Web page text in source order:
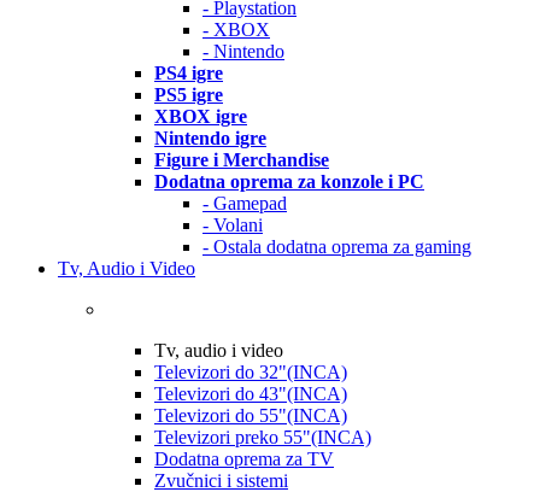
- Playstation
- XBOX
- Nintendo
PS4 igre
PS5 igre
XBOX igre
Nintendo igre
Figure i Merchandise
Dodatna oprema za konzole i PC
- Gamepad
- Volani
- Ostala dodatna oprema za gaming
Tv, Audio i Video
Tv, audio i video
Televizori do 32"(INCA)
Televizori do 43"(INCA)
Televizori do 55"(INCA)
Televizori preko 55"(INCA)
Dodatna oprema za TV
Zvučnici i sistemi